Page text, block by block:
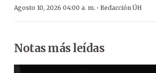
Agosto 10, 2026 04:00 a. m. · Redacción ÚH
Notas más leídas